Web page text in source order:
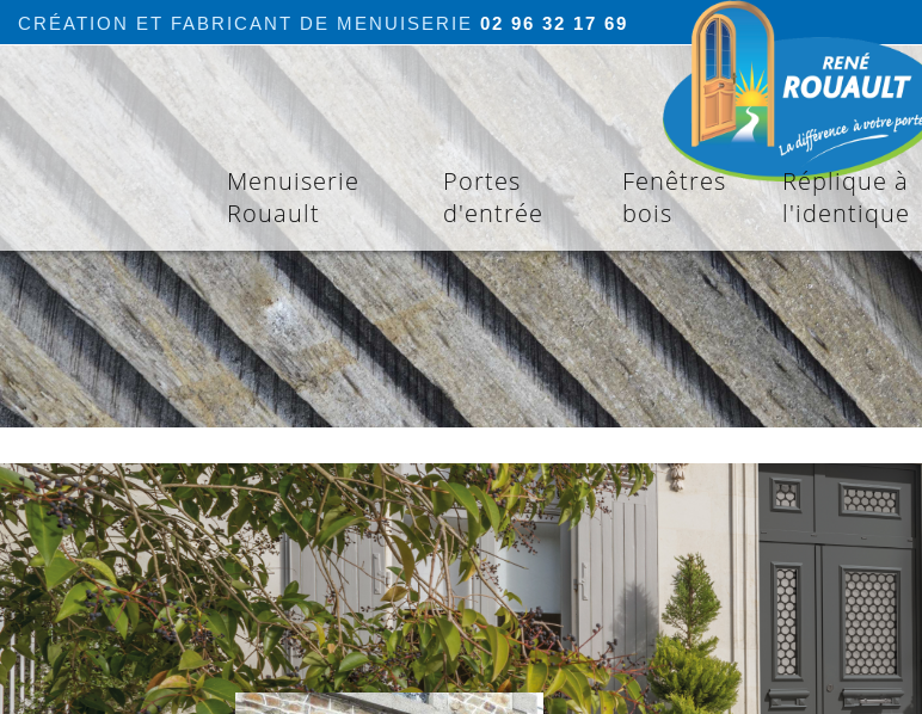
CRÉATION ET FABRICANT DE MENUISERIE 02 96 32 17 69
Menuiserie
Rouault
Portes
d'entrée
Fenêtres
bois
Réplique à
l'identique